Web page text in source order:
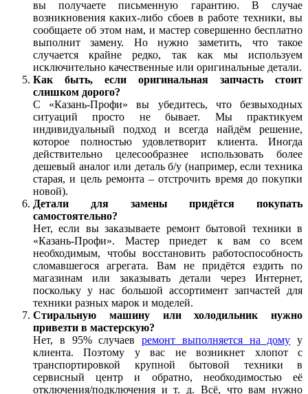
вы получаете письменную гарантию. В случае
возникновения каких-либо сбоев в работе техники, вы
сообщаете об этом нам, и мастер совершенно бесплатно
выполнит замену. Но нужно заметить, что такое
случается крайне редко, так как мы используем
исключительно качественные или оригинальные детали.
Как быть, если оригинальная запчасть стоит
слишком дорого?
С «Казань-Профи» вы убедитесь, что безвыходных
ситуаций просто не бывает. Мы практикуем
индивидуальный подход и всегда найдём решение,
которое полностью удовлетворит клиента. Иногда
действительно целесообразнее использовать более
дешевый аналог или деталь б/у (например, если техника
старая, и цель ремонта – отстрочить время до покупки
новой).
Детали для замены придётся покупать
самостоятельно?
Нет, если вы заказываете ремонт бытовой техники в
«Казань-Профи». Мастер приедет к вам со всем
необходимым, чтобы восстановить работоспособность
сломавшегося агрегата. Вам не придётся ездить по
магазинам или заказывать детали через Интернет,
поскольку у нас большой ассортимент запчастей для
техники разных марок и моделей.
Стиральную машину или холодильник нужно
привезти в мастерскую?
Нет, в 95% случаев ремонт выполняется на дому у
клиента. Поэтому у вас не возникнет хлопот с
транспортировкой крупной бытовой техники в
сервисный центр и обратно, необходимостью её
отключения/подключения и т. д. Всё, что вам нужно